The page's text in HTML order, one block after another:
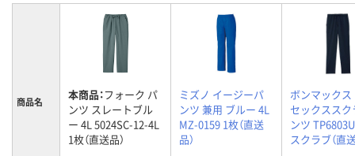
商品名 本商品：フォーク パ
ンツ スレートブル
ー 4L 5024SC-12-4L
1枚（直送品）
ミズノ イージーパ
ンツ 兼用 ブルー 4L
MZ-0159 1枚（直送
品）
ボンマックス
セックスス
ンツ
スクラブ（直